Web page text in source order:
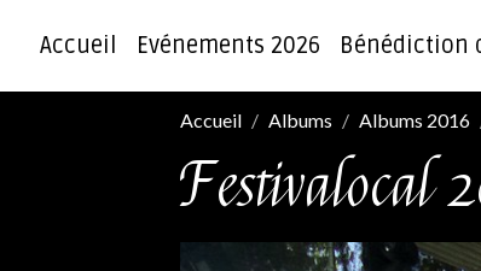
Accueil Evénements 2026 Bénédiction
Accueil Albums Albums 2016
Festivalocal